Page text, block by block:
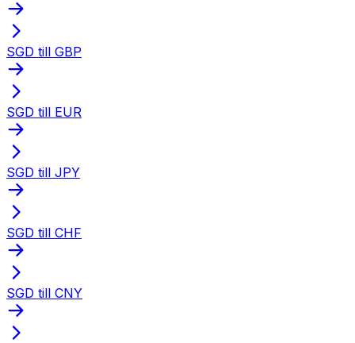
SGD till GBP
SGD till EUR
SGD till JPY
SGD till CHF
SGD till CNY